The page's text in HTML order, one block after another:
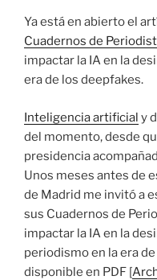
Ya está en abierto el
Cuadernos de
impactar la IA en la
era de los deepfakes.
Inteligencia artificial y
del momento, desde
presidencia
Unos meses antes de
de Madrid me invitó a
sus Cuadernos de
impactar la IA en la
periodismo en la era
disponible en PDF [